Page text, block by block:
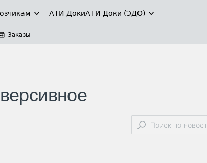
АТИ-ДокиАТИ-Доки (ЭДО)
Заказы